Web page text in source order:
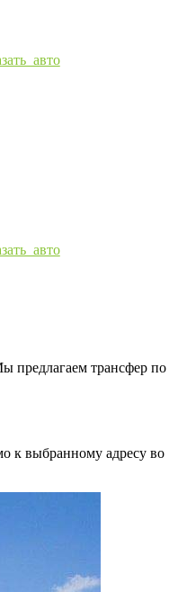
авто
авто
предлагаем трансфер по
к выбранному адресу во